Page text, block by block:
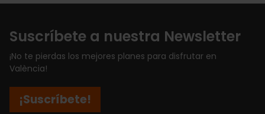
Suscríbete a nuestra Newsletter
¡No te pierdas los mejores planes para disfrutar en
València!
¡Suscríbete!